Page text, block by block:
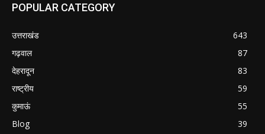
POPULAR CATEGORY
उत्तराखंड
643
गढ़वाल
87
देहरादून
83
राष्ट्रीय
59
कुमाऊं
55
Blog
39